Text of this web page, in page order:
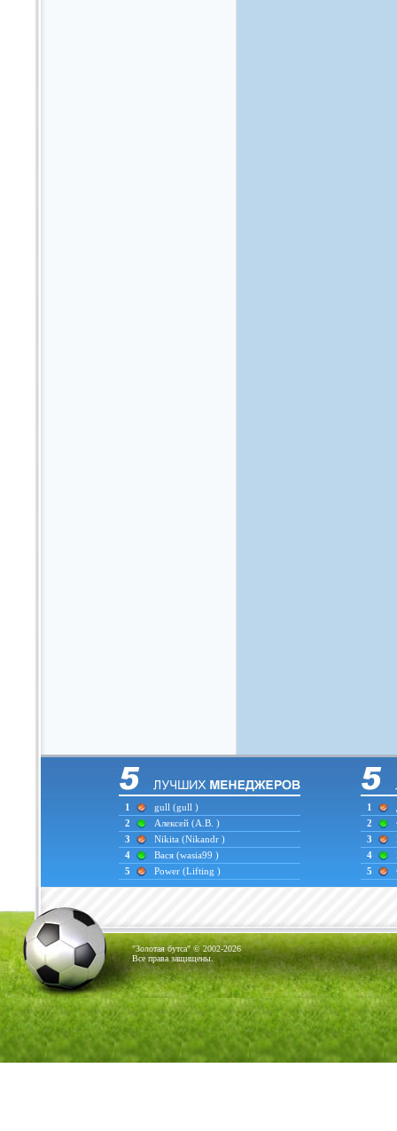
1 gull (gull )
2
Алексей (А.В. )
3
Nikita (Nikandr )
4
Вася (wasia99 )
5
Power (Lifting )
1
2
3
4
5
"Золотая бутса" © 2002-2026
Все права защищены.